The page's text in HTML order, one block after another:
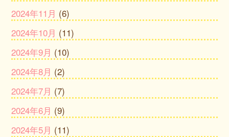
2024年11月 (6)
2024年10月 (11)
2024年9月 (10)
2024年8月 (2)
2024年7月 (7)
2024年6月 (9)
2024年5月 (11)